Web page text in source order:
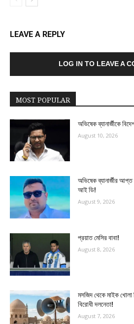
LEAVE A REPLY
LOG IN TO LEAVE A
MOST POPULAR
অভিষেক ব্যানার্জীকে
August 10, 2026
অভিষেক ব্যানার্জীর
আই ডি!
August 9, 2026
প্রয়াত মেসির বাবা!
August 8, 2026
মসজিদ থেকে মাইক খোলা
বিরোধী দলনেতা!
August 7, 2026